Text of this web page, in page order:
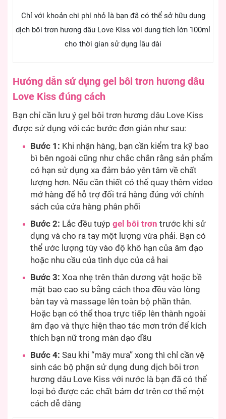
Chỉ với khoản chi phí nhỏ là bạn đã có thể sở hữu dung
dịch bôi trơn hương dâu Love Kiss với dung tích lớn 100ml
cho thời gian sử dụng lâu dài
Hướng dẫn sử dụng gel bôi trơn hương dâu
Love Kiss đúng cách
Bạn chỉ cần lưu ý gel bôi trơn hương dâu Love Kiss
được sử dụng với các bước đơn giản như sau:
Bước 1: Khi nhận hàng, bạn cần kiểm tra kỹ bao
bì bên ngoài cũng như chắc chắn rằng sản phẩm
có hạn sử dụng xa đảm bảo yên tâm về chất
lượng hơn. Nếu cần thiết có thể quay thêm video
mở hàng để hỗ trợ đổi trả hàng đúng với chính
sách của cửa hàng phân phối
Bước 2: Lắc đều tuýp gel bôi trơn trước khi sử
dụng và cho ra tay một lượng vừa phải. Bạn có
thể ước lượng tùy vào độ khô hạn của âm đạo
hoặc nhu cầu của tình dục của cả hai
Bước 3: Xoa nhẹ trên thân dương vật hoặc bề
mặt bao cao su bằng cách thoa đều vào lòng
bàn tay và massage lên toàn bộ phần thân.
Hoặc bạn có thể thoa trực tiếp lên thành ngoài
âm đạo và thực hiện thao tác mơn trớn để kích
thích bạn nữ trong màn dạo đầu
Bước 4: Sau khi “mây mưa” xong thì chỉ cần vệ
sinh các bộ phận sử dụng dung dịch bôi trơn
hương dâu Love Kiss với nước là bạn đã có thể
loại bỏ được các chất bám dơ trên cơ thể một
cách dễ dàng